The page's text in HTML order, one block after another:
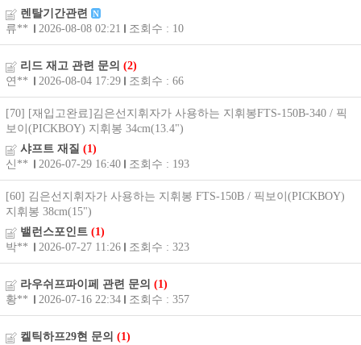
렌탈기간관련 N
류** 2026-08-08 02:21 조회수 : 10
리드 재고 관련 문의 (2)
연**
2026-08-04 17:29 조회수 : 66
[70] [재입고완료]김은선지휘자가 사용하는 지휘봉FTS-150B-340 / 픽
보이(PICKBOY) 지휘봉 34cm(13.4")
샤프트 재질 (1)
신**
2026-07-29 16:40 조회수 : 193
[60] 김은선지휘자가 사용하는 지휘봉 FTS-150B / 픽보이(PICKBOY)
지휘봉 38cm(15")
밸런스포인트 (1)
박**
2026-07-27 11:26 조회수 : 323
라우쉬프파이페 관련 문의 (1)
황**
2026-07-16 22:34 조회수 : 357
켈틱하프29현 문의 (1)